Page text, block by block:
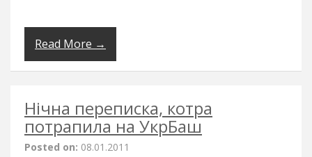
Read More →
Нічна переписка, котра
потрапила на УкрБаш
Posted on: 08.01.2011